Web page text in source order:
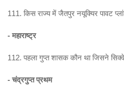
111. किस राज्य में जैतपुर नयूक्यिर पावट
- महाराष्ट्र
112. पहला गुप्त शासक कौन था जिसने
- चंद्रगुप्त प्रथम